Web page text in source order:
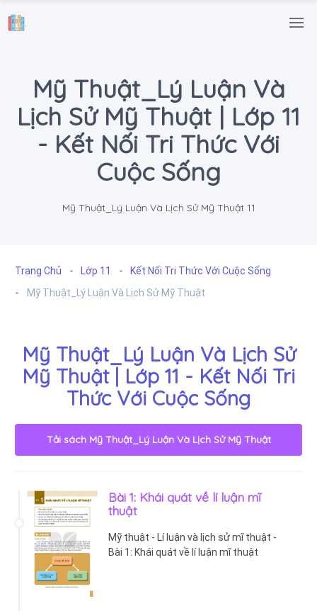
.
Mỹ Thuật_Lý Luận Và
Lịch Sử Mỹ Thuật | Lớp 11
- Kết Nối Tri Thức Với
Cuộc Sống
Mỹ Thuật_Lý Luận Và Lịch Sử Mỹ Thuật 11
Trang Chủ Lớp 11
Kết Nối Tri Thức Với Cuộc Sống
Mỹ Thuật_Lý Luận Và Lịch Sử Mỹ Thuật
Mỹ Thuật_Lý Luận Và Lịch Sử
Mỹ Thuật | Lớp 11 - Kết Nối Tri
Thức Với Cuộc Sống
Tải sách Mỹ Thuật_Lý Luận Và Lịch Sử Mỹ Thuật
Bài 1: Khái quát về lí luận mĩ
thuật
Mỹ thuật - Lí luận và lịch sử mĩ thuật -
Bài 1: Khái quát về lí luận mĩ thuật